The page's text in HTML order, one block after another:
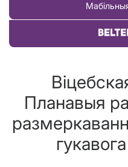
Планавыя